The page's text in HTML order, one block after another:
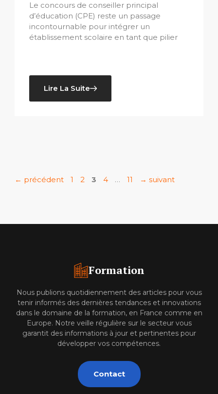
Le concours de conseiller principal
d’éducation (CPE) reste un passage
incontournable pour intégrer un
établissement scolaire en tant que pilier
Lire La Suite
← précédent Page
1 Page
2 Page
3 Page
4 … Page
11 → suivant
Formation
Nous publions quotidiennement des articles pour vous
tenir informés des dernières tendances et innovations
dans le domaine de la formation, en France comme en
Europe. Notre veille régulière sur le secteur vous
garantit des informations à jour et pertinentes pour
développer vos compétences.
Contact